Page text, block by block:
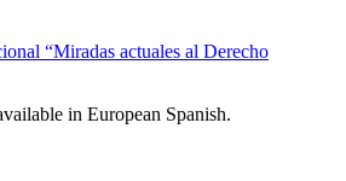
“Miradas actuales al Derecho
in European Spanish.